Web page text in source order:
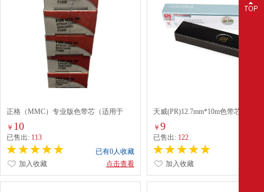
正格（MMC）专业版色带芯（适用于
EPSON LQ590/590K/595K/FX890） 黑色
￥ 10
已售出: 113
已有0人收藏
点击查看
加入收藏
天威(PR)12.7mm*10m色带芯
RFR034B(LQ1600K/300K/590 黑
￥9
已售出: 122
加入收藏